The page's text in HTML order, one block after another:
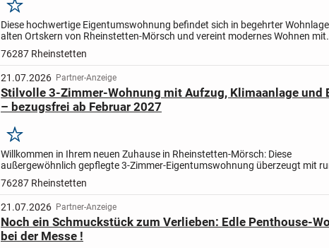
Merken
Diese hochwertige Eigentumswohnung befindet sich in begehrter
alten Ortskern von Rheinstetten-Mörsch und vereint modernes Wohnen mit
einer angenehmen, familiären Wohnatmosphäre.
76287 Rheinstetten
21.07.2026 Partner-Anzeige
Stilvolle 3-Zimmer-Wohnung mit Aufzug, Klimaanlage und
– bezugsfrei ab Februar 2027
Merken
Willkommen in Ihrem neuen Zuhause in Rheinstetten-Mörsch: Diese
außergewöhnlich gepflegte 3-Zimmer-Eigentumswohnung überzeugt mit
85,25 m² Wohnfläche, einer durchdachten Raumaufteilung und einem...
76287 Rheinstetten
21.07.2026 Partner-Anzeige
Noch ein Schmuckstück zum Verlieben: Edle Penthouse-
bei der Messe !